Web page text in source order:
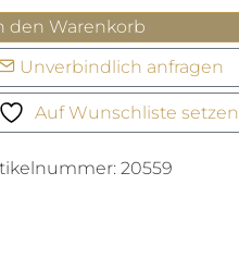
den Warenkorb
Unverbindlich anfragen
Auf Wunschliste setzen
20559